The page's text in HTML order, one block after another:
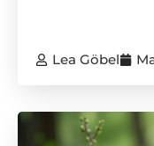
Lea Göbel